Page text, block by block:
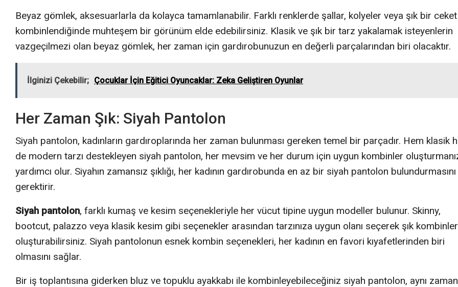
Beyaz gömlek, aksesuarlarla da kolayca tamamlanabilir. Farklı renklerde şallar, kolyeler veya şık bir
kombinlendiğinde muhteşem bir görünüm elde edebilirsiniz. Klasik ve şık bir tarz yakalamak isteyenlerin
vazgeçilmezi olan beyaz gömlek, her zaman için gardırobunuzun en değerli parçalarından biri olacaktır.
İlginizi Çekebilir; Çocuklar İçin Eğitici Oyuncaklar: Zeka Geliştiren Oyunlar
Her Zaman Şık: Siyah Pantolon
Siyah pantolon, kadınların gardıroplarında her zaman bulunması gereken temel bir parçadır. Hem klasik
de modern tarzı destekleyen siyah pantolon, her mevsim ve her durum için uygun kombinler
yardımcı olur. Siyahın zamansız şıklığı, her kadının gardırobunda en az bir siyah pantolon bulundurmasını
gerektirir.
Siyah pantolon, farklı kumaş ve kesim seçenekleriyle her vücut tipine uygun modeller bulunur. Skinny,
bootcut, palazzo veya klasik kesim gibi seçenekler arasından tarzınıza uygun olanı seçerek şık kombinler
oluşturabilirsiniz. Siyah pantolonun esnek kombin seçenekleri, her kadının en favori kıyafetlerinden biri
olmasını sağlar.
Bir iş toplantısına giderken bluz ve topuklu ayakkabı ile kombinleyebileceğiniz siyah pantolon, aynı